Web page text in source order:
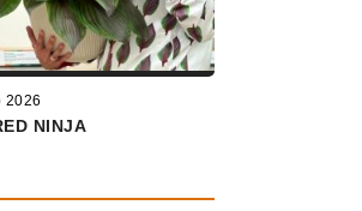
2026
NINJA